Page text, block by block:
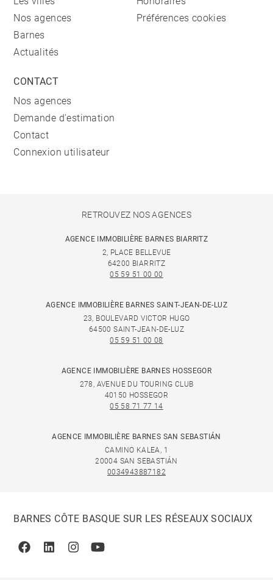
Nos agences
Barnes
Actualités
Préférences cookies
CONTACT
Nos agences
Demande d'estimation
Contact
Connexion utilisateur
RETROUVEZ NOS AGENCES
AGENCE IMMOBILIÈRE BARNES BIARRITZ
2, PLACE BELLEVUE
64200 BIARRITZ
05 59 51 00 00
AGENCE IMMOBILIÈRE BARNES SAINT-JEAN-DE-LUZ
23, BOULEVARD VICTOR HUGO
64500 SAINT-JEAN-DE-LUZ
05 59 51 00 08
AGENCE IMMOBILIÈRE BARNES HOSSEGOR
278, AVENUE DU TOURING CLUB
40150 HOSSEGOR
05 58 71 77 14
AGENCE IMMOBILIÈRE BARNES SAN SEBASTIÁN
CAMINO KALEA, 1
20004 SAN SEBASTIÁN
0034943887182
BARNES CÔTE BASQUE SUR LES RÉSEAUX SOCIAUX
FacebookLinkedinInstagramYoutube